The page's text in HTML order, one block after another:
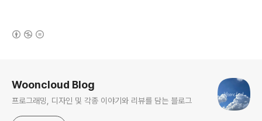
Wooncloud Blog
프로그래밍, 디자인 및 각종 이야기와 리뷰를 담는 블로그